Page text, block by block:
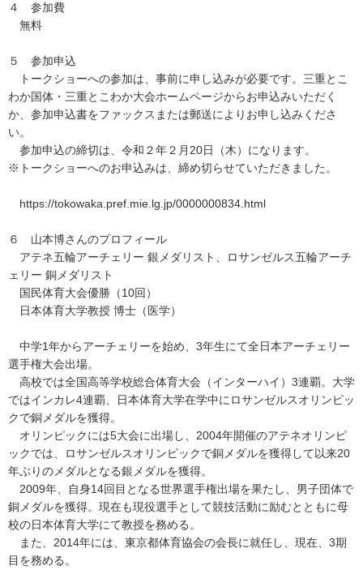
４ 参加費
無料
５ 参加申込
トークショーへの参加は、事前に申し込みが必要です。三重とこ
わか国体・三重とこわか大会ホームページからお申込みいただく
か、参加申込書をファックスまたは郵送によりお申し込みくださ
い。
参加申込の締切は、令和２年２月20日（木）になります。
※トークショーへのお申込みは、締め切らせていただきました。
https://tokowaka.pref.mie.lg.jp/0000000834.html
６ 山本博さんのプロフィール
アテネ五輪アーチェリー 銀メダリスト、ロサンゼルス五輪アーチ
ェリー 銅メダリスト
国民体育大会優勝（10回）
日本体育大学教授 博士（医学）
中学1年からアーチェリーを始め、3年生にて全日本アーチェリー
選手権大会出場。
高校では全国高等学校総合体育大会（インターハイ）3連覇。大学
ではインカレ4連覇、日本体育大学在学中にロサンゼルスオリンピッ
クで銅メダルを獲得。
オリンピックには5大会に出場し、2004年開催のアテネオリンピ
ックでは、ロサンゼルスオリンピックで銅メダルを獲得して以来20
年ぶりのメダルとなる銀メダルを獲得。
2009年、自身14回目となる世界選手権出場を果たし、男子団体で
銅メダルを獲得。現在も現役選手として競技活動に励むとともに母
校の日本体育大学にて教授を務める。
また、2014年には、東京都体育協会の会長に就任し、現在、3期
目を務める。